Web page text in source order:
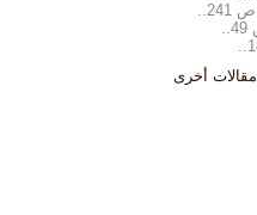
مقالات أخرى